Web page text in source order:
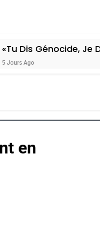
Je Dis Guerre»: La
en